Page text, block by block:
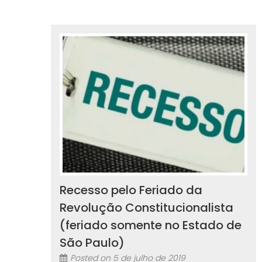
Recesso pelo Feriado da
Revolução Constitucionalista
(feriado somente no Estado de
São Paulo)
Posted on 5 de julho de 2019